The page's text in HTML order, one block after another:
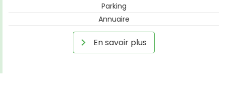
Parking
Annuaire
En savoir plus